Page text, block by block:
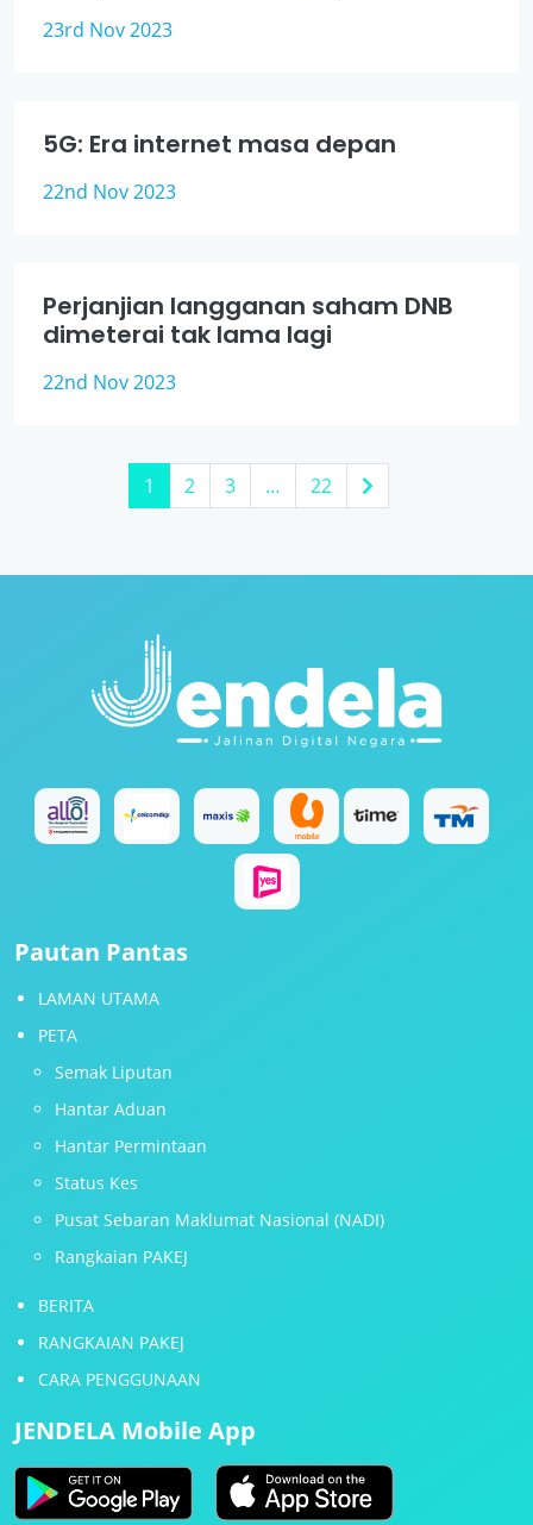
23rd Nov 2023
5G: Era internet masa depan
22nd Nov 2023
Perjanjian langganan saham DNB
dimeterai tak lama lagi
22nd Nov 2023
1 2 3 … 22
Pautan Pantas
LAMAN UTAMA
PETA
Semak Liputan
Hantar Aduan
Hantar Permintaan
Status Kes
Pusat Sebaran Maklumat Nasional (NADI)
Rangkaian PAKEJ
BERITA
RANGKAIAN PAKEJ
CARA PENGGUNAAN
JENDELA Mobile App